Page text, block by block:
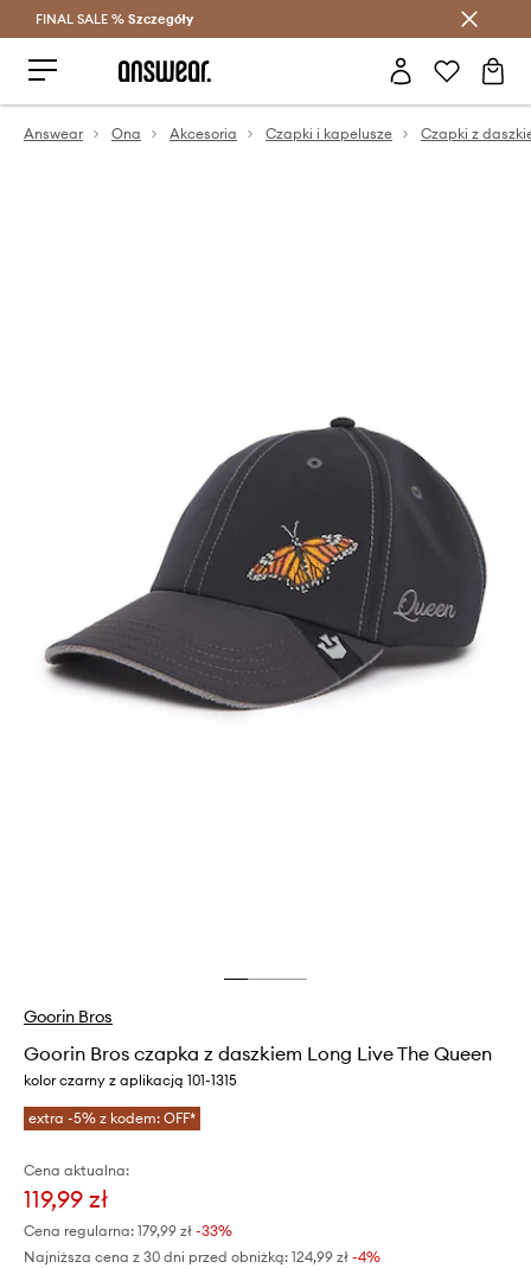
Oszczędzaj z Answear Club >
FINAL SALE % Szczegóły
Answear Ona Akcesoria Czapki i kapelusze Czapki z
Goorin Bros
Goorin Bros czapka z daszkiem Long Live The Queen
kolor czarny z aplikacją 101-1315
extra -5% z kodem: OFF*
Cena aktualna:
119,99 zł
Cena regularna: 179,99 zł -33%
Najniższa cena z 30 dni przed obniżką: 124,99 zł -4%